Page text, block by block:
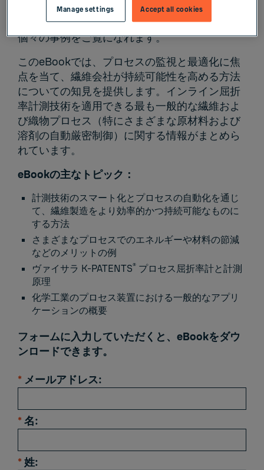
維および織物繊維産業におけるさまざまなアプ
リケーション制御要素の検査に関する概要と
個々の事例をご覧になれます。
このeBookでは、プロセスの監視と最適化に焦
点を当て、繊維会社が持続可能性を高める方法
についての知見を提供します。インライン屈折
率計測技術を適用できる最も一般的な繊維およ
び織物プロセス（特にさまざまな原材料および
溶剤の自動厳密制御）に関する情報がまとめら
れています。
eBookの主なトピック：
計測技術のスマート化とプロセスの自動化を通じ
て、繊維製造をより効率的かつ持続可能なものに
する方法
さまざまなプロセスでのエネルギーや材料の節減
などのメリットの例
ヴァイサラ K-PATENTS® プロセス屈折率計と計測
原理
化学工業のプロセス装置における一般的なアプリ
ケーションの概要
フォームに入力していただくと、eBookをダウ
ンロードできます。
* メールアドレス:
* 名:
* 姓:
Accept all cookies
Manage settings